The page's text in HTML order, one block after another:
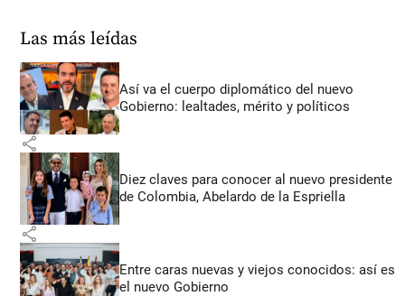
Las más leídas
Así va el cuerpo diplomático del nuevo
Gobierno: lealtades, mérito y políticos
share
Diez claves para conocer al nuevo presidente
de Colombia, Abelardo de la Espriella
share
Entre caras nuevas y viejos conocidos: así es
el nuevo Gobierno